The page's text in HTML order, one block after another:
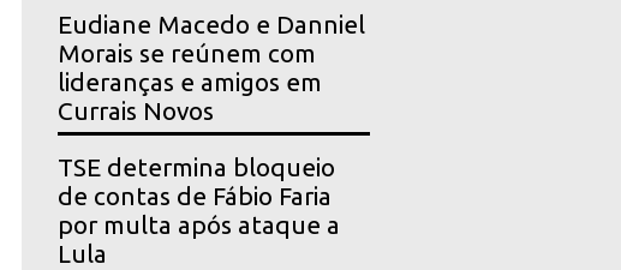
Eudiane Macedo e Danniel
Morais se reúnem com
lideranças e amigos em
Currais Novos
TSE determina bloqueio
de contas de Fábio Faria
por multa após ataque a
Lula